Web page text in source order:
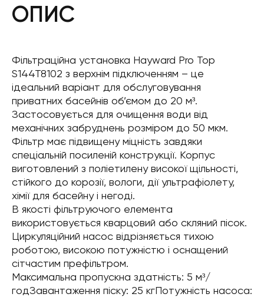
ОПИС
Фільтраційна установка Hayward Pro Top
S144T8102 з верхнім підключенням – це
ідеальний варіант для обслуговування
приватних басейнів об’ємом до 20 м³.
Застосовується для очищення води від
механічних забруднень розміром до 50 мкм.
Фільтр має підвищену міцність завдяки
спеціальній посиленій конструкції. Корпус
виготовлений з поліетилену високої щільності,
стійкого до корозії, вологи, дії ультрафіолету,
хімії для басейну і негоді.
В якості фільтруючого елемента
використовується кварцовий або скляний пісок.
Циркуляційний насос відрізняється тихою
роботою, високою потужністю і оснащений
сітчастим префільтром.
Максимальна пропускна здатність: 5 м³/
годЗавантаження піску: 25 кгПотужність насоса: